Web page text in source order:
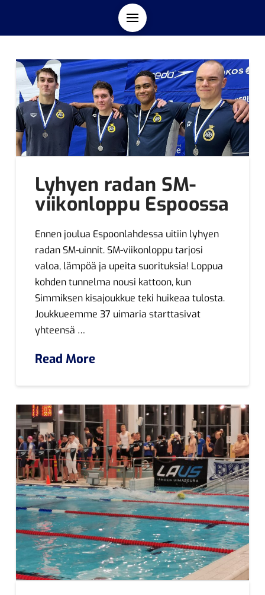
Lyhyen radan SM-
viikonloppu Espoossa
Ennen joulua Espoonlahdessa uitiin lyhyen
radan SM-uinnit. SM-viikonloppu tarjosi
valoa, lämpöä ja upeita suorituksia! Loppua
kohden tunnelma nousi kattoon, kun
Simmiksen kisajoukkue teki huikeaa tulosta.
Joukkueemme 37 uimaria starttasivat
yhteensä …
Read More